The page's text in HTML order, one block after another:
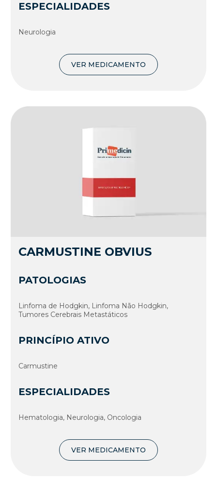
ESPECIALIDADES
Neurologia
VER MEDICAMENTO
CARMUSTINE OBVIUS
PATOLOGIAS
Linfoma de Hodgkin, Linfoma Não Hodgkin,
Tumores Cerebrais Metastáticos
PRINCÍPIO ATIVO
Carmustine
ESPECIALIDADES
Hematologia, Neurologia, Oncologia
VER MEDICAMENTO